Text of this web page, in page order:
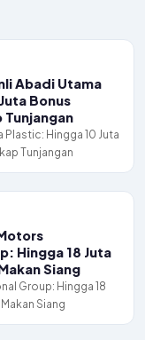
Abadi Utama
Bonus
Tunjangan
Plastic: Hingga 10 Juta
Tunjangan
Hingga 18 Juta
Siang
Group: Hingga 18
Siang